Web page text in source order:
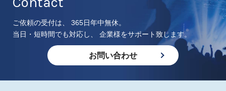
ご依頼の受付は、 365日年中無休。
当日・短時間でも対応し、 企業様をサポート致します。
お問い合わせ